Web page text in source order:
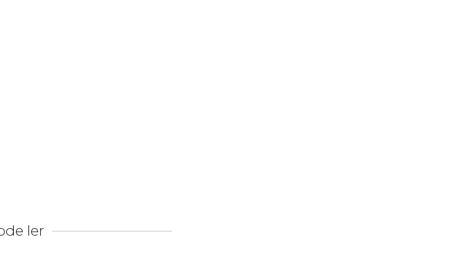
ler